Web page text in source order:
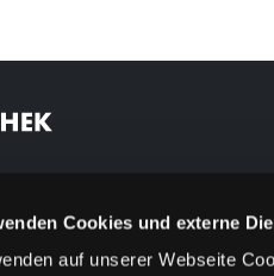
Cookies und externe
auf unserer Webseite